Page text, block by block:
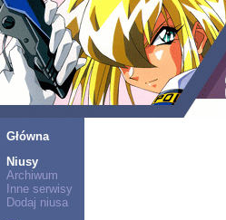
Główna
Niusy
Archiwum
Inne serwisy
Dodaj niusa